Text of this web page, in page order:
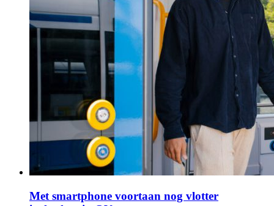
Met smartphone voortaan nog vlotter